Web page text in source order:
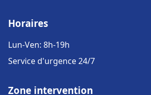
Horaires
Lun-Ven: 8h-19h
Service d'urgence 24/7
Zone intervention